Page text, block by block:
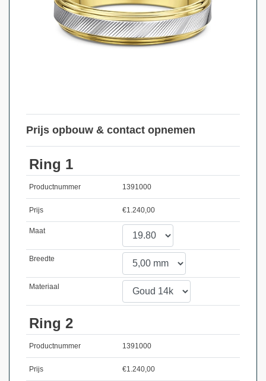
Prijs opbouw & contact opnemen
Ring 1
Productnummer 1391000
Prijs €1.240,00
Maat
Breedte
Materiaal
Ring 2
Productnummer 1391000
Prijs €1.240,00